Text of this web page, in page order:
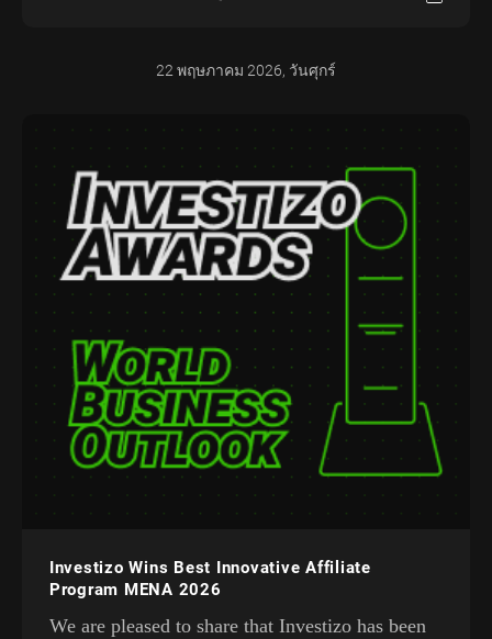
22 พฤษภาคม 2026, วันศุกร์
Investizo Wins Best Innovative Affiliate
Program MENA 2026
We are pleased to share that Investizo has been